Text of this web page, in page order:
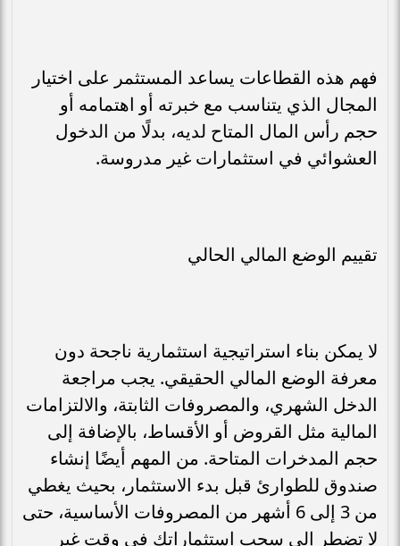
فهم هذه القطاعات يساعد المستثمر على اختيار
المجال الذي يتناسب مع خبرته أو اهتمامه أو
حجم رأس المال المتاح لديه، بدلًا من الدخول
العشوائي في استثمارات غير مدروسة.
تقييم الوضع المالي الحالي
لا يمكن بناء استراتيجية استثمارية ناجحة دون
معرفة الوضع المالي الحقيقي. يجب مراجعة
الدخل الشهري، والمصروفات الثابتة، والالتزامات
المالية مثل القروض أو الأقساط، بالإضافة إلى
حجم المدخرات المتاحة. من المهم أيضًا إنشاء
صندوق للطوارئ قبل بدء الاستثمار، بحيث يغطي
من 3 إلى 6 أشهر من المصروفات الأساسية، حتى
لا تضطر إلى سحب استثماراتك في وقت غير